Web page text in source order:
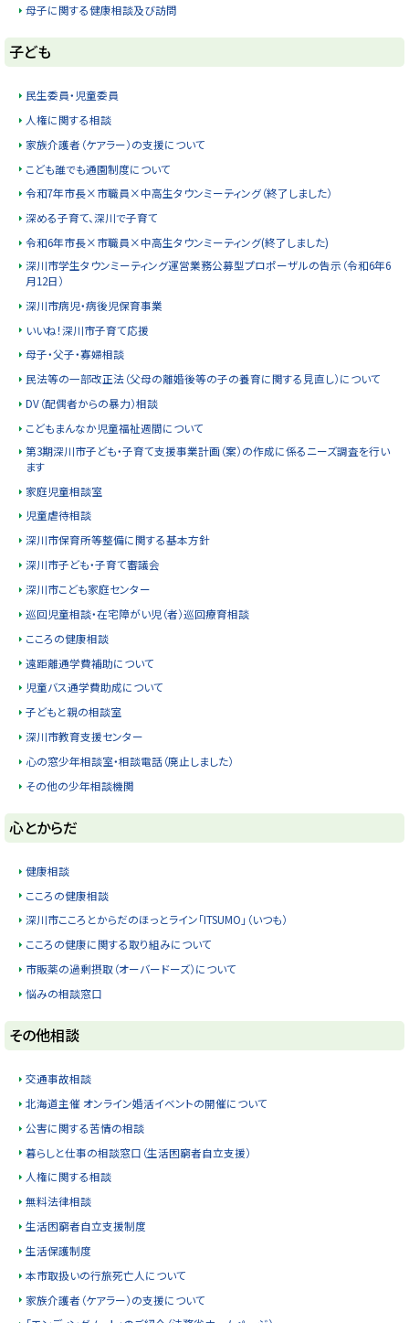
母子に関する健康相談及び訪問
ト
ッ
プ
に
子ども
民生委員・児童委員
人権に関する相談
家族介護者（ケアラー）の支援について
こども誰でも通園制度について
令和7年市長×市職員×中高生タウンミーティング（終了しました）
深める子育て、深川で子育て
令和6年市長×市職員×中高生タウンミーティング(終了しました)
深川市学生タウンミーティング運営業務公募型プロポーザルの告示（令和6年6
月12日）
深川市病児・病後児保育事業
いいね！深川市子育て応援
母子・父子・寡婦相談
民法等の一部改正法（父母の離婚後等の子の養育に関する見直し）について
DV（配偶者からの暴力）相談
こどもまんなか児童福祉週間について
第3期深川市子ども・子育て支援事業計画（案）の作成に係るニーズ調査を行い
ます
家庭児童相談室
児童虐待相談
深川市保育所等整備に関する基本方針
深川市子ども・子育て審議会
深川市こども家庭センター
巡回児童相談・在宅障がい児（者）巡回療育相談
こころの健康相談
遠距離通学費補助について
児童バス通学費助成について
子どもと親の相談室
深川市教育支援センター
心の窓少年相談室・相談電話（廃止しました）
その他の少年相談機関
ト
ッ
プ
に
心とからだ
健康相談
こころの健康相談
深川市こころとからだのほっとライン「ITSUMO」（いつも）
こころの健康に関する取り組みについて
市販薬の過剰摂取（オーバードーズ）について
悩みの相談窓口
ト
ッ
プ
に
その他相談
交通事故相談
北海道主催 オンライン婚活イベントの開催について
公害に関する苦情の相談
暮らしと仕事の相談窓口（生活困窮者自立支援）
人権に関する相談
無料法律相談
生活困窮者自立支援制度
生活保護制度
本市取扱いの行旅死亡人について
家族介護者（ケアラー）の支援について